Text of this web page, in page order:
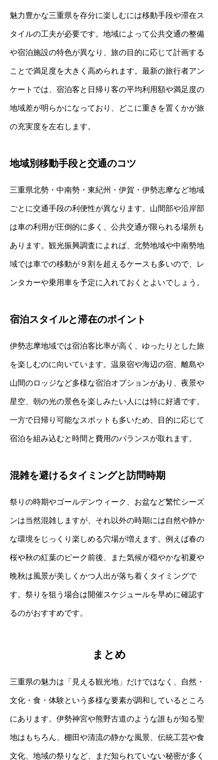
魅力豊かな三重県を存分に楽しむには移動手段や滞在ス
タイルの工夫が必要です。地域によって公共交通の整備
や宿泊施設の特色が異なり、旅の目的に応じて計画する
ことで満足度を大きく高められます。最新の旅行者アン
ケートでは、宿泊客と日帰り客の平均利用額や満足度の
地域差が明らかになっており、どこに重きを置くかが旅
の充実度を左右します。
地域別移動手段と交通のコツ
三重県北勢・中南勢・東紀州・伊賀・伊勢志摩など地域
ごとに交通手段の利便性が異なります。山間部や沿岸部
は車の利用が圧倒的に多く、公共交通が限られる場所も
あります。観光振興調査によれば、北勢地域や中南勢地
域では車での移動が９割を超えるケースも多いので、レ
ンタカーや乗用車を予定に入れておくとよいでしょう。
宿泊スタイルと滞在のポイント
伊勢志摩地域では宿泊客比率が高く、ゆったりとした旅
を楽しむのに向いています。温泉宿や海辺の宿、離島や
山間のロッジなど多様な宿泊オプションがあり、夜景や
星空、朝の光の景色を楽しみたい人には特に好適です。
一方で日帰り可能なスポットも多いため、目的に応じて
宿泊を組み込むと時間と費用のバランスが取れます。
混雑を避けるタイミングと訪問時期
祭りの時期やゴールデンウィーク、お盆など繁忙シーズ
ンは当然混雑しますが、それ以外の時期には自然や静か
な環境をじっくり楽しめる穴場が増えます。例えば春の
桜や秋の紅葉のピーク前後、また気候が穏やかな初夏や
晩秋は風景が美しくかつ人出が落ち着くタイミングで
す。祭りを狙う場合は開催スケジュールを早めに確認す
るのがおすすめです。
まとめ
三重県の魅力は「見える観光地」だけではなく、自然・
文化・食・体験という多様な要素が調和しているところ
にあります。伊勢神宮や熊野古道のような誰もが知る聖
地はもちろん、棚田や清流の静かな風景、伝統工芸や食
文化、地域の祭りなど、まだ知られていない秘密が多く